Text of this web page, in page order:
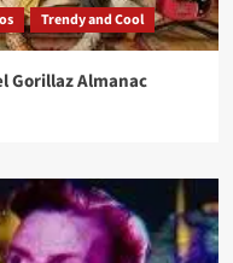
Trendy and Cool
Gorillaz Almanac